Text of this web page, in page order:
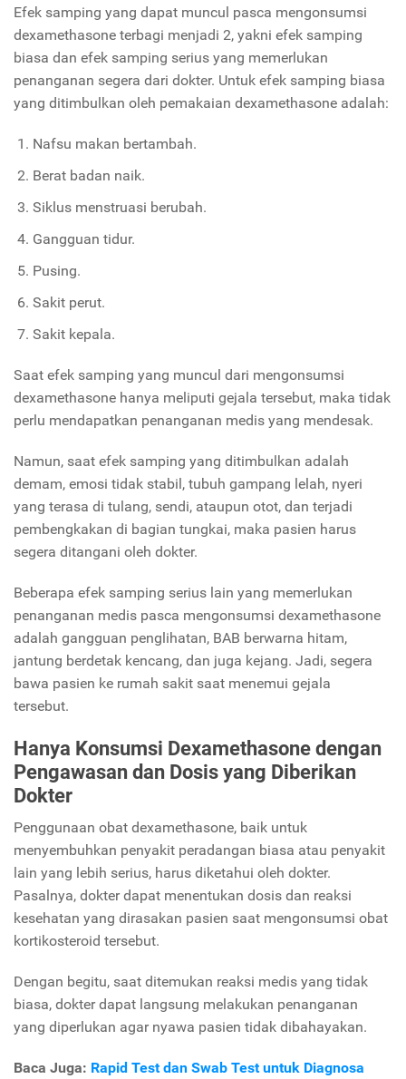
Efek samping yang dapat muncul pasca mengonsumsi
dexamethasone terbagi menjadi 2, yakni efek samping
biasa dan efek samping serius yang memerlukan
penanganan segera dari dokter. Untuk efek samping biasa
yang ditimbulkan oleh pemakaian dexamethasone adalah:
Nafsu makan bertambah.
Berat badan naik.
Siklus menstruasi berubah.
Gangguan tidur.
Pusing.
Sakit perut.
Sakit kepala.
Saat efek samping yang muncul dari mengonsumsi
dexamethasone hanya meliputi gejala tersebut, maka tidak
perlu mendapatkan penanganan medis yang mendesak.
Namun, saat efek samping yang ditimbulkan adalah
demam, emosi tidak stabil, tubuh gampang lelah, nyeri
yang terasa di tulang, sendi, ataupun otot, dan terjadi
pembengkakan di bagian tungkai, maka pasien harus
segera ditangani oleh dokter.
Beberapa efek samping serius lain yang memerlukan
penanganan medis pasca mengonsumsi dexamethasone
adalah gangguan penglihatan, BAB berwarna hitam,
jantung berdetak kencang, dan juga kejang. Jadi, segera
bawa pasien ke rumah sakit saat menemui gejala
tersebut.
Hanya Konsumsi Dexamethasone dengan
Pengawasan dan Dosis yang Diberikan
Dokter
Penggunaan obat dexamethasone, baik untuk
menyembuhkan penyakit peradangan biasa atau penyakit
lain yang lebih serius, harus diketahui oleh dokter.
Pasalnya, dokter dapat menentukan dosis dan reaksi
kesehatan yang dirasakan pasien saat mengonsumsi obat
kortikosteroid tersebut.
Dengan begitu, saat ditemukan reaksi medis yang tidak
biasa, dokter dapat langsung melakukan penanganan
yang diperlukan agar nyawa pasien tidak dibahayakan.
Baca Juga: Rapid Test dan Swab Test untuk Diagnosa